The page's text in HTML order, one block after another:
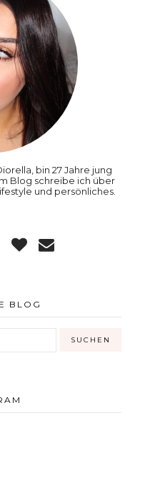
bin 27 Jahre jung
Blog schreibe ich über
und persönliches.
BLOG